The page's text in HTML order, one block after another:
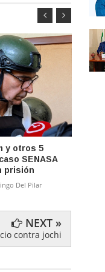
y otros 5
SENASA
prisión
Del Pilar
NEXT »
contra jochi